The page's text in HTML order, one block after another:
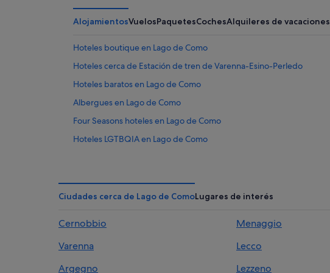
AlojamientosVuelosPaquetesCochesAlquileres de vacaciones
Hoteles boutique en Lago de Como
Hoteles cerca de Estación de tren de Varenna-Esino-Perledo
Hoteles baratos en Lago de Como
Albergues en Lago de Como
Four Seasons hoteles en Lago de Como
Hoteles LGTBQIA en Lago de Como
Casas de huéspedes en Lago de Como
Alojamientos agroturísticos en Lago de Como
Hoteles con piscina en Lago de Como
Apartamentos en Lago de Como
Ciudades cerca de Lago de ComoLugares de interés
Cernobbio Menaggio
Varenna
Lecco
Argegno
Lezzeno